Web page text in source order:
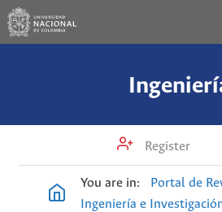
Register
You are in: Portal de
Ingeniería e